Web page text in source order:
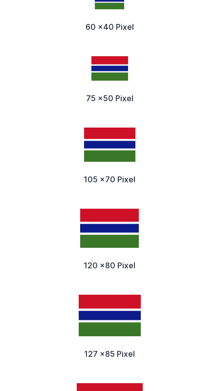
60 x40 Pixel
75 x50 Pixel
105 x70 Pixel
120 x80 Pixel
127 x85 Pixel